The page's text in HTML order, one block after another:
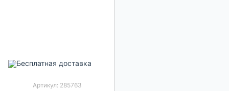
Артикул: 285763